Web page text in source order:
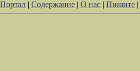
Портал | Содержание | О нас | Пишите |